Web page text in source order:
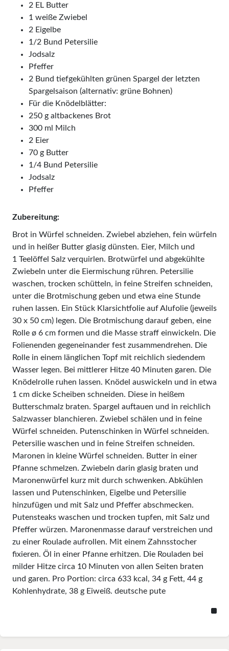
2 EL Butter
1 weiße Zwiebel
2 Eigelbe
1/2 Bund Petersilie
Jodsalz
Pfeffer
2 Bund tiefgekühlten grünen Spargel der letzten
Spargelsaison (alternativ: grüne Bohnen)
Für die Knödelblätter:
250 g altbackenes Brot
300 ml Milch
2 Eier
70 g Butter
1/4 Bund Petersilie
Jodsalz
Pfeffer
Zubereitung:
Brot in Würfel schneiden. Zwiebel abziehen, fein würfeln
und in heißer Butter glasig dünsten. Eier, Milch und
1 Teelöffel Salz verquirlen. Brotwürfel und abgekühlte
Zwiebeln unter die Eiermischung rühren. Petersilie
waschen, trocken schütteln, in feine Streifen schneiden,
unter die Brotmischung geben und etwa eine Stunde
ruhen lassen. Ein Stück Klarsichtfolie auf Alufolie (jeweils
30 x 50 cm) legen. Die Brotmischung darauf geben, eine
Rolle ø 6 cm formen und die Masse straff einwickeln. Die
Folienenden gegeneinander fest zusammendrehen. Die
Rolle in einem länglichen Topf mit reichlich siedendem
Wasser legen. Bei mittlerer Hitze 40 Minuten garen. Die
Knödelrolle ruhen lassen. Knödel auswickeln und in etwa
1 cm dicke Scheiben schneiden. Diese in heißem
Butterschmalz braten. Spargel auftauen und in reichlich
Salzwasser blanchieren. Zwiebel schälen und in feine
Würfel schneiden. Putenschinken in Würfel schneiden.
Petersilie waschen und in feine Streifen schneiden.
Maronen in kleine Würfel schneiden. Butter in einer
Pfanne schmel­zen. Zwiebeln darin glasig braten und
Maronenwürfel kurz mit durch schwenken. Abkühlen
lassen und Putenschinken, Eigelbe und Petersilie
hinzufügen und mit Salz und Pfeffer abschmecken.
Putensteaks waschen und trocken tupfen, mit Salz und
Pfeffer würzen. Maronenmasse darauf verstreichen und
zu einer Roulade aufrollen. Mit einem Zahn­sstocher
fixieren. Öl in einer Pfanne erhitzen. Die Rouladen bei
milder Hitze circa 10 Minuten von allen Seiten braten
und garen. Pro Portion: circa 633 kcal, 34 g Fett, 44 g
Kohlenhydrate, 38 g Eiweiß. deutsche pute